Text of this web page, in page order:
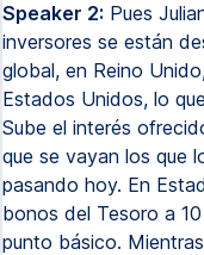
Speaker 2: Pues
inversores se están
global, en Reino
Estados Unidos, lo
Sube el interés
que se vayan los que
pasando hoy. En
bonos del Tesoro a
punto básico.